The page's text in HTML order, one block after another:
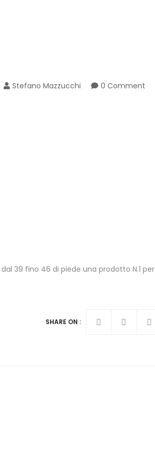
Stefano Mazzucchi 0 Comment
39 fino 46 di piede una prodotto N.1 per
SHARE ON :